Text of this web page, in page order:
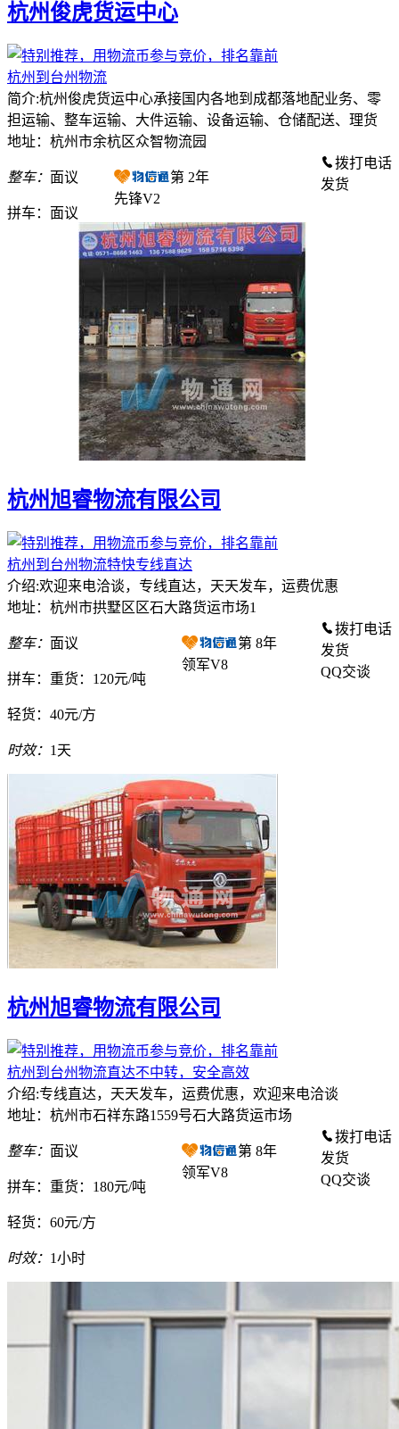
杭州俊虎货运中心
杭州到台州物流
简介:杭州俊虎货运中心承接国内各地到成都落地配业务、零
担运输、整车运输、大件运输、设备运输、仓储配送、理货
地址：杭州市余杭区众智物流园
整车： 面议
拼车： 面议
第 2年
先锋V2
拨打电话
发货
杭州旭睿物流有限公司
杭州到台州物流特快专线直达
介绍:欢迎来电洽谈，专线直达，天天发车，运费优惠
地址：杭州市拱墅区区石大路货运市场1
整车： 面议
拼车： 重货：120元/吨
轻货： 40元/方
时效： 1天
第 8年
领军V8
拨打电话
发货
QQ交谈
杭州旭睿物流有限公司
杭州到台州物流直达不中转，安全高效
介绍:专线直达，天天发车，运费优惠，欢迎来电洽谈
地址：杭州市石祥东路1559号石大路货运市场
整车： 面议
拼车： 重货：180元/吨
轻货： 60元/方
时效： 1小时
第 8年
领军V8
拨打电话
发货
QQ交谈